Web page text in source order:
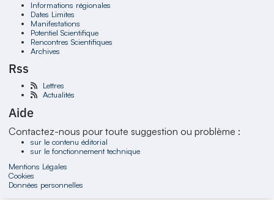
Informations régionales
Dates Limites
Manifestations
Potentiel Scientifique
Rencontres Scientifiques
Archives
Rss
Lettres
Actualités
Aide
Contactez-nous pour toute suggestion ou problème :
sur le contenu éditorial
sur le fonctionnement technique
Mentions Légales
Cookies
Données personnelles